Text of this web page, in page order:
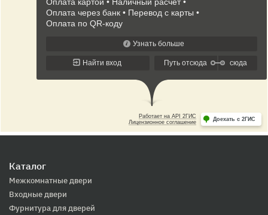
Каталог
Межкомнатные двери
Входные двери
Фурнитура для дверей